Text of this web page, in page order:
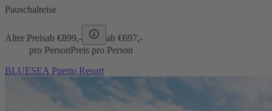
Pauschalreise
Alter Preisab €899,- ab €697,-
pro PersonPreis pro Person
BLUESEA Puerto Resort